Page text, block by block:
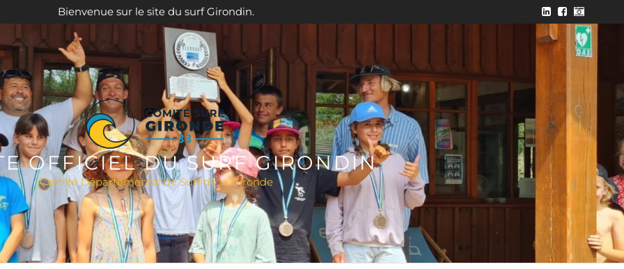
Bienvenue sur le site du surf Girondin.
OFFICIEL DU SURF GIRONDIN
Comité Départemental de Surf de la Gironde